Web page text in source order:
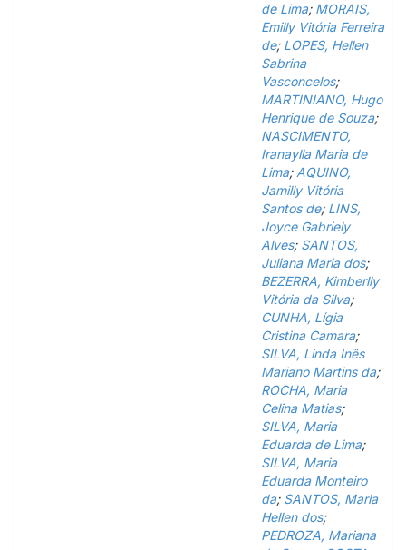
de Lima; MORAIS,
Emilly Vitória Ferreira
de; LOPES, Hellen
Sabrina
Vasconcelos;
MARTINIANO, Hugo
Henrique de Souza;
NASCIMENTO,
Iranaylla Maria de
Lima; AQUINO,
Jamilly Vitória
Santos de; LINS,
Joyce Gabriely
Alves; SANTOS,
Juliana Maria dos;
BEZERRA, Kimberlly
Vitória da Silva;
CUNHA, Lígia
Cristina Camara;
SILVA, Linda Inês
Mariano Martins da;
ROCHA, Maria
Celina Matias;
SILVA, Maria
Eduarda de Lima;
SILVA, Maria
Eduarda Monteiro
da; SANTOS, Maria
Hellen dos;
PEDROZA, Mariana